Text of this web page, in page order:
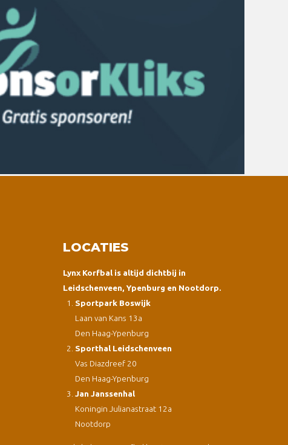
LOCATIES
Lynx Korfbal is altijd dichtbij in
Leidschenveen, Ypenburg en Nootdorp.
Sportpark Boswijk
Laan van Kans 13a
Den Haag-Ypenburg
Sporthal Leidschenveen
Vas Diazdreef 20
Den Haag-Ypenburg
Jan Janssenhal
Koningin Julianastraat 12a
Nootdorp